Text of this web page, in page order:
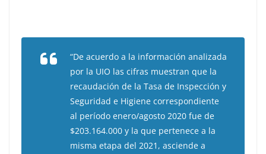
“De acuerdo a la información analizada
por la UIO las cifras muestran que la
recaudación de la Tasa de Inspección y
Seguridad e Higiene correspondiente
al período enero/agosto 2020 fue de
$203.164.000 y la que pertenece a la
misma etapa del 2021, asciende a